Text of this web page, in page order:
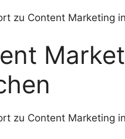
zu Content Marketing
zu Content Marketing